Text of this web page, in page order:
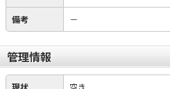
備考 －
管理情報
現状 空き